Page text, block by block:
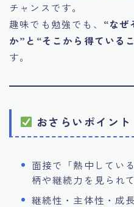
チャンスです。
趣味でも勉強でも、 “なぜ
か”と“そこから得ている
す。
おさらいポイント
面接で「熱中してい
柄や継続力を見られ
継続性・主体性・成